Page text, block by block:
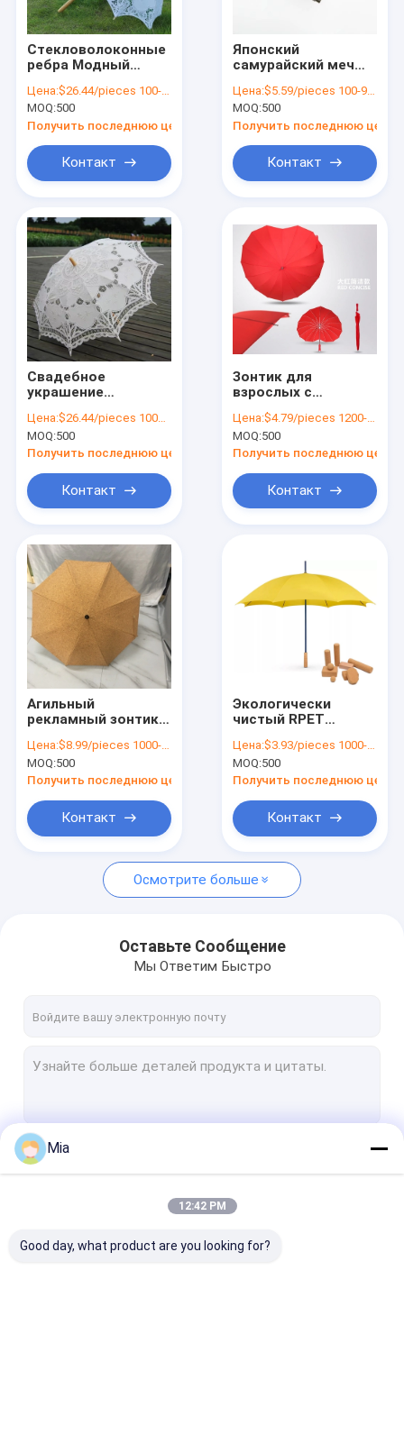
продукты
О Компании
Контакты
Длинный зонтик
Цифровой печатный зонтик
обратный зонтик
Поставка быстрого парашюта
ungrouped
Стекловолоконные
ребра Модный
свадебной
церемонии Шнурки
Свадебные
удобства Зонтики
Цена:$26.44/pieces 100-1999 pieces
MOQ:500
Получить последнюю цену
Контакт
Японский
самурайский меч
ветроустойчивый
креативный
женский мужской
автомобиль
большой зонтик
Цена:$5.59/pieces 100-999 pieces
MOQ:500
Получить последнюю цену
Контакт
Свадебное
украшение
кружевный зонтик с
индивидуальным
логотипом и
рамой
Цена:$26.44/pieces 1000-1999 pieces
MOQ:500
Получить последнюю цену
Контакт
Зонтик для
взрослых с
логотипом и
уникальным
дизайном в форме
Цена:$4.79/pieces 1200-3599 pieces
MOQ:500
Получить последнюю цену
Контакт
Агильный
рекламный зонтик с
стекловолокна и
открытым
диаметром 105 см
Цена:$8.99/pieces 1000-2999 pieces
MOQ:500
Получить последнюю цену
Контакт
Экологически
чистый RPET
Деревянный прямой
зонтик для гольфа
для
брендинга
Цена:$3.93/pieces 1000-1999 pieces
MOQ:500
Получить последнюю цену
Контакт
Осмотрите больше
Оставьте Сообщение
Мы Ответим Быстро
Mia
12:42 PM
Good day, what product are you looking for?